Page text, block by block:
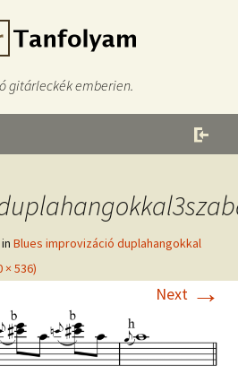
gitárleckék emberien.
in Blues improvizáció duplahangokkal
× 536)
Next →